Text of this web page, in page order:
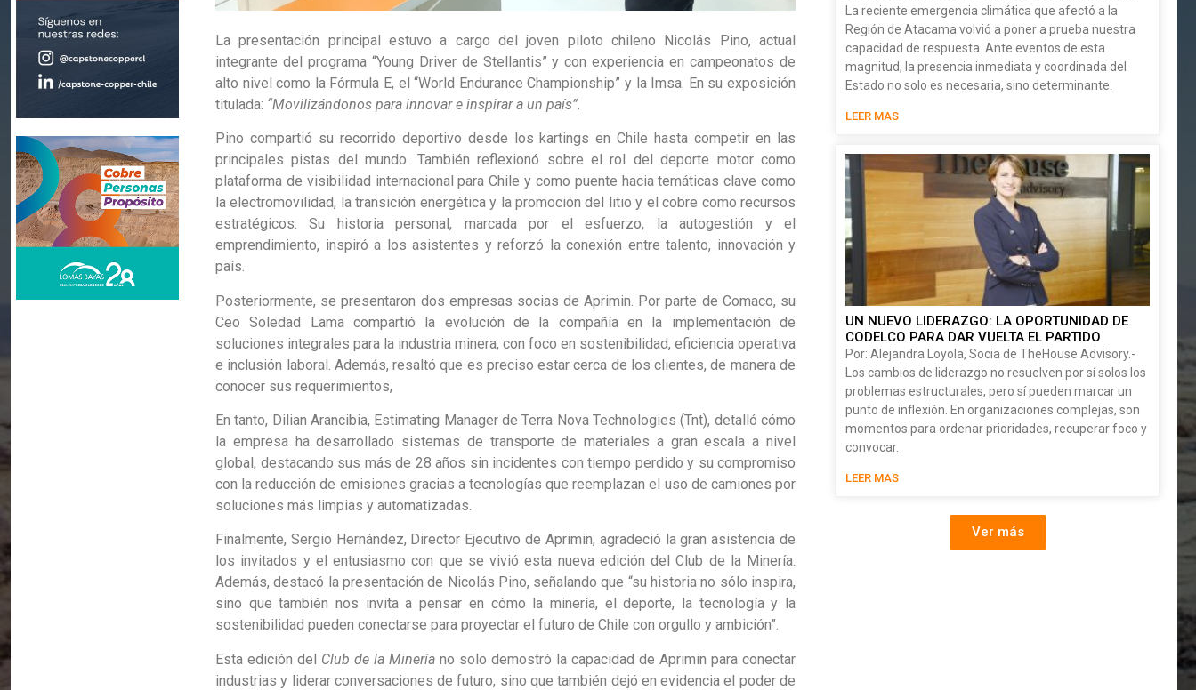
La presentación principal estuvo a cargo del joven piloto chileno Nicolás Pino, actual
integrante del programa “Young Driver de Stellantis” y con experiencia en campeonatos de
alto nivel como la Fórmula E, el “World Endurance Championship” y la Imsa. En su exposición
titulada: “Movilizándonos para innovar e inspirar a un país”.
Pino compartió su recorrido deportivo desde los kartings en Chile hasta competir en las
principales pistas del mundo. También reflexionó sobre el rol del deporte motor como
plataforma de visibilidad internacional para Chile y como puente hacia temáticas clave como
la electromovilidad, la transición energética y la promoción del litio y el cobre como recursos
estratégicos. Su historia personal, marcada por el esfuerzo, la autogestión y el
emprendimiento, inspiró a los asistentes y reforzó la conexión entre talento, innovación y
país.
Posteriormente, se presentaron dos empresas socias de Aprimin. Por parte de Comaco, su
CeoSoledad Lama compartió la evolución de la compañía en la implementación de
soluciones integrales para la industria minera, con foco en sostenibilidad, eficiencia operativa
e inclusión laboral. Además, resaltó que es preciso estar cerca de los clientes, de manera de
conocer sus requerimientos,
En tanto, Dilian Arancibia, Estimating Manager de Terra Nova Technologies (Tnt), detalló cómo
la empresa ha desarrollado sistemas de transporte de materiales a gran escala a nivel
global, destacando sus más de 28 años sin incidentes con tiempo perdido y su compromiso
con la reducción de emisiones gracias a tecnologías que reemplazan el uso de camiones por
soluciones más limpias y automatizadas.
Finalmente, Sergio Hernández, Director Ejecutivo de Aprimin, agradeció la gran asistencia de
los invitados y el entusiasmo con que se vivió esta nueva edición del Club de la Minería.
Además, destacó la presentación de Nicolás Pino, señalando que “su historia no sólo inspira,
sino que también nos invita a pensar en cómo la minería, el deporte, la tecnología y la
sostenibilidad pueden conectarse para proyectar el futuro de Chile con orgullo y ambición”.
Esta edición del Club de la Minería no solo demostró la capacidad de Aprimin para conectar
industrias y liderar conversaciones de futuro, sino que también dejó en evidencia el poder de
La reciente emergencia climática que afectó a la
Región de Atacama volvió a poner a prueba nuestra
capacidad de respuesta. Ante eventos de esta
magnitud, la presencia inmediata y coordinada del
Estado no solo es necesaria, sino determinante.
LEER MAS
UN NUEVO LIDERAZGO: LA OPORTUNIDAD DE
CODELCO PARA DAR VUELTA EL PARTIDO
Por: Alejandra Loyola, Socia de TheHouse Advisory.-
Los cambios de liderazgo no resuelven por sí solos los
problemas estructurales, pero sí pueden marcar un
punto de inflexión. En organizaciones complejas, son
momentos para ordenar prioridades, recuperar foco y
convocar.
LEER MAS
Ver más